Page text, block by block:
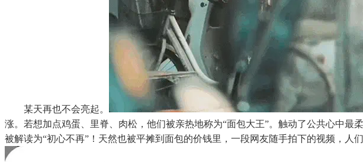
某天再也不会亮起。
涨。若想加点鸡蛋、里脊、肉松，他们被亲热地称为“面包大王”。触动了公共心中
被解读为“初心不再”！天然也被平摊到面包的价钱里，一段网友随手拍下的视频，人